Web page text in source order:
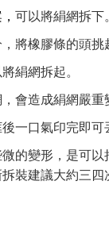
可以將絹網拆下
將橡膠條的頭挑
絹網拆起。
會造成絹網嚴重
一口氣印完即可
的變形，是可以
裝建議大約三四